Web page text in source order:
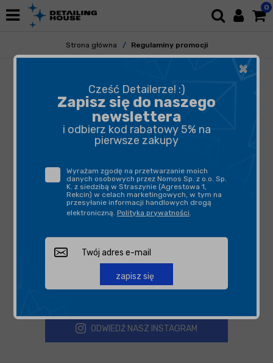
0
Strona główna Regulaminy promocji
REGULAMINY
PROMOCJI
Wyczyść wyszukiwanie
REGULAMIN PROMOCJI „KUPONY
Regulamin Promocji „Zapisz się do
ODWIEDŹ NASZ INSTAGRAM
×
Cześć Detailerze! :)
Zapisz się do naszego
newslettera
i odbierz kod rabatowy 5% na
pierwsze zakupy
Wyrażam zgodę na przetwarzanie moich
danych osobowych przez Nomos Sp. z o.o. Sp.
K. z siedzibą w Straszynie (Agrestowa 1,
Rekcin) w celach marketingowych, w tym na
przesyłanie informacji handlowych drogą
elektroniczną. Polityka prywatności.
zapisz się